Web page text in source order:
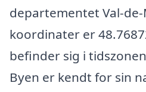
departementet Val-de-
koordinater er
befinder sig i
Byen er kendt for sin